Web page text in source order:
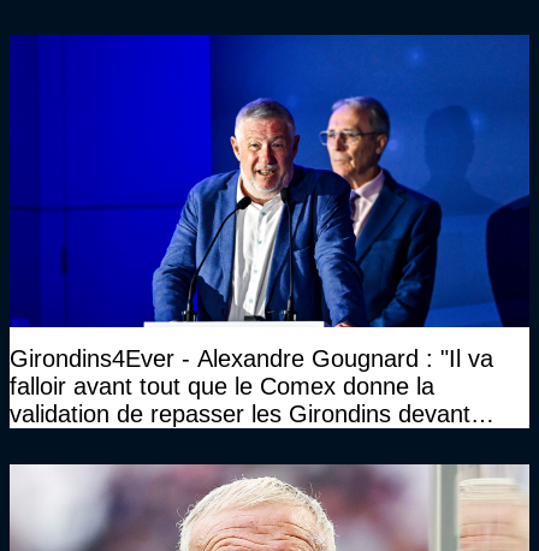
Girondins4Ever - Alexandre Gougnard : "Il va
falloir avant tout que le Comex donne la
validation de repasser les Girondins devant